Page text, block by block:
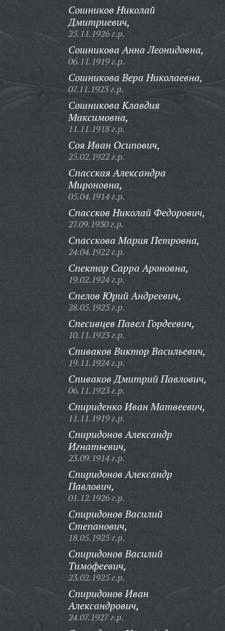
Сошников Николай
Дмитриевич,
25.11.1926 г.р.
Сошникова Анна Леонидовна,
06.11.1919 г.р.
Сошникова Вера Николаевна,
07.11.1923 г.р.
Сошникова Клавдия
Максимовна,
11.11.1918 г.р.
Соя Иван Осипович,
25.02.1922 г.р.
Спасская Александра
Мироновна,
05.04.1914 г.р.
Спассков Николай Федорович,
27.09.1930 г.р.
Спасскова Мария Петровна,
24.04.1922 г.р.
Спектор Сарра Ароновна,
19.02.1924 г.р.
Спелов Юрий Андреевич,
28.05.1925 г.р.
Спесивцев Павел Гордеевич,
10.11.1923 г.р.
Спиваков Виктор Васильевич,
19.11.1924 г.р.
Спиваков Дмитрий Павлович,
06.11.1923 г.р.
Спириденко Иван Матвеевич,
11.11.1919 г.р.
Спиридонов Александр
Игнатьевич,
23.09.1914 г.р.
Спиридонов Александр
Павлович,
01.12.1926 г.р.
Спиридонов Василий
Степанович,
18.05.1925 г.р.
Спиридонов Василий
Тимофеевич,
23.02.1925 г.р.
Спиридонов Иван
Александрович,
24.07.1927 г.р.